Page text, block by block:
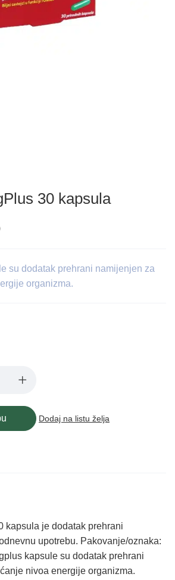
30 kapsula
su dodatak prehrani namijenjen za
organizma.
Dodaj na listu želja
kapsula je dodatak prehrani
upotrebu. Pakovanje/oznaka:
kapsule su dodatak prehrani
nivoa energije organizma.